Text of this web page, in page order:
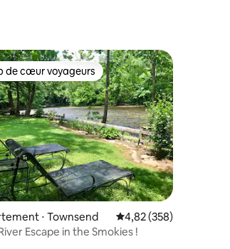
la base de 249 commentaires : 4,99 sur 5
de cœur voyageurs
de cœur voyageurs
⋅ Townsend Évaluation moyenne
4,82 (358)
Escape in the Smokies !